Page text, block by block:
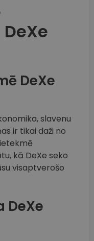
DeXe
slavenu
ir tikai daži no
kā DeXe seko
visaptverošo
DeXe